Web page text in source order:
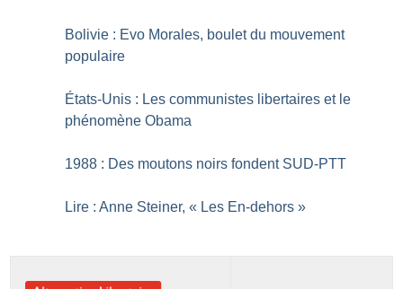
Bolivie : Evo Morales, boulet du mouvement
populaire
États-Unis : Les communistes libertaires et le
phénomène Obama
1988 : Des moutons noirs fondent SUD-PTT
Lire : Anne Steiner, « Les En-dehors »